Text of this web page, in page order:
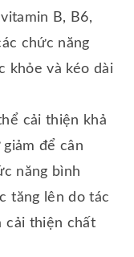
B, B6,
chức năng
khỏe và kéo dài
cải thiện khả
để cân
năng bình
tăng lên do tác
cải thiện chất